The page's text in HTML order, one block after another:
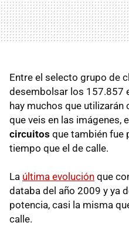
Entre el selecto grupo de
desembolsar los 157.857
hay muchos que
que veis en las imágenes,
circuitos que también fue
tiempo que el de calle.
La última evolución que
databa del año 2009 y ya
potencia, casi la misma
calle.